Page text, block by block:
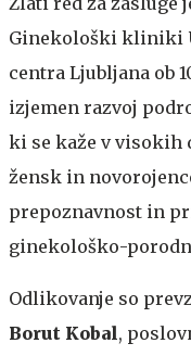
Ginekološki kliniki
centra Ljubljana ob
izjemen razvoj
ki se kaže v visokih
žensk in
prepoznavnost in
ginekološko-
Odlikovanje so
Borut Kobal,